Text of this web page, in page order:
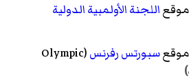
اللجنة الأولمبية الدولية
سبورتس رفرنس (Olympic